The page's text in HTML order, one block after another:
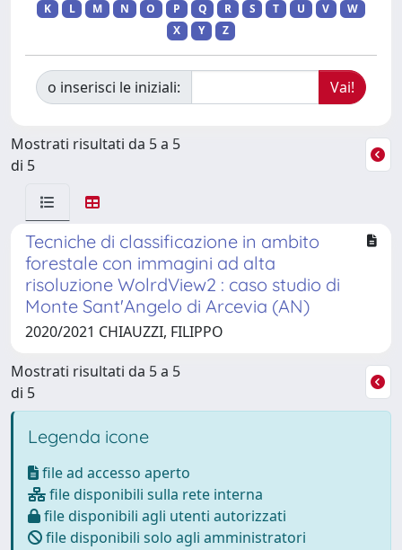
K
L M N O P Q R S T U V
W
X
Y Z
o inserisci le iniziali:
Mostrati risultati da 5 a 5
di 5
Tecniche di classificazione in ambito
forestale con immagini ad alta
risoluzione WolrdView2 : caso studio di
Monte Sant'Angelo di Arcevia (AN)
2020/2021 CHIAUZZI, FILIPPO
Mostrati risultati da 5 a 5
di 5
Legenda icone
file ad accesso aperto
file disponibili sulla rete interna
file disponibili agli utenti autorizzati
file disponibili solo agli amministratori